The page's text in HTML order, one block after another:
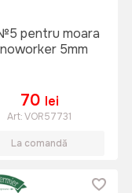
pentru moara
5mm
70 lei
Art:VOR57731
La comandă